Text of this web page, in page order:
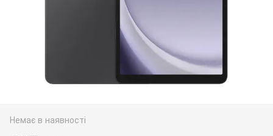
Немає в наявності